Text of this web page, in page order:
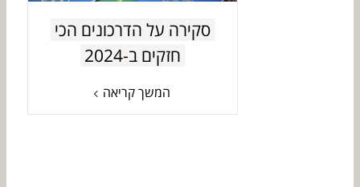
סקירה על הדרכונים הכי
חזקים ב-2024
המשך קריאה